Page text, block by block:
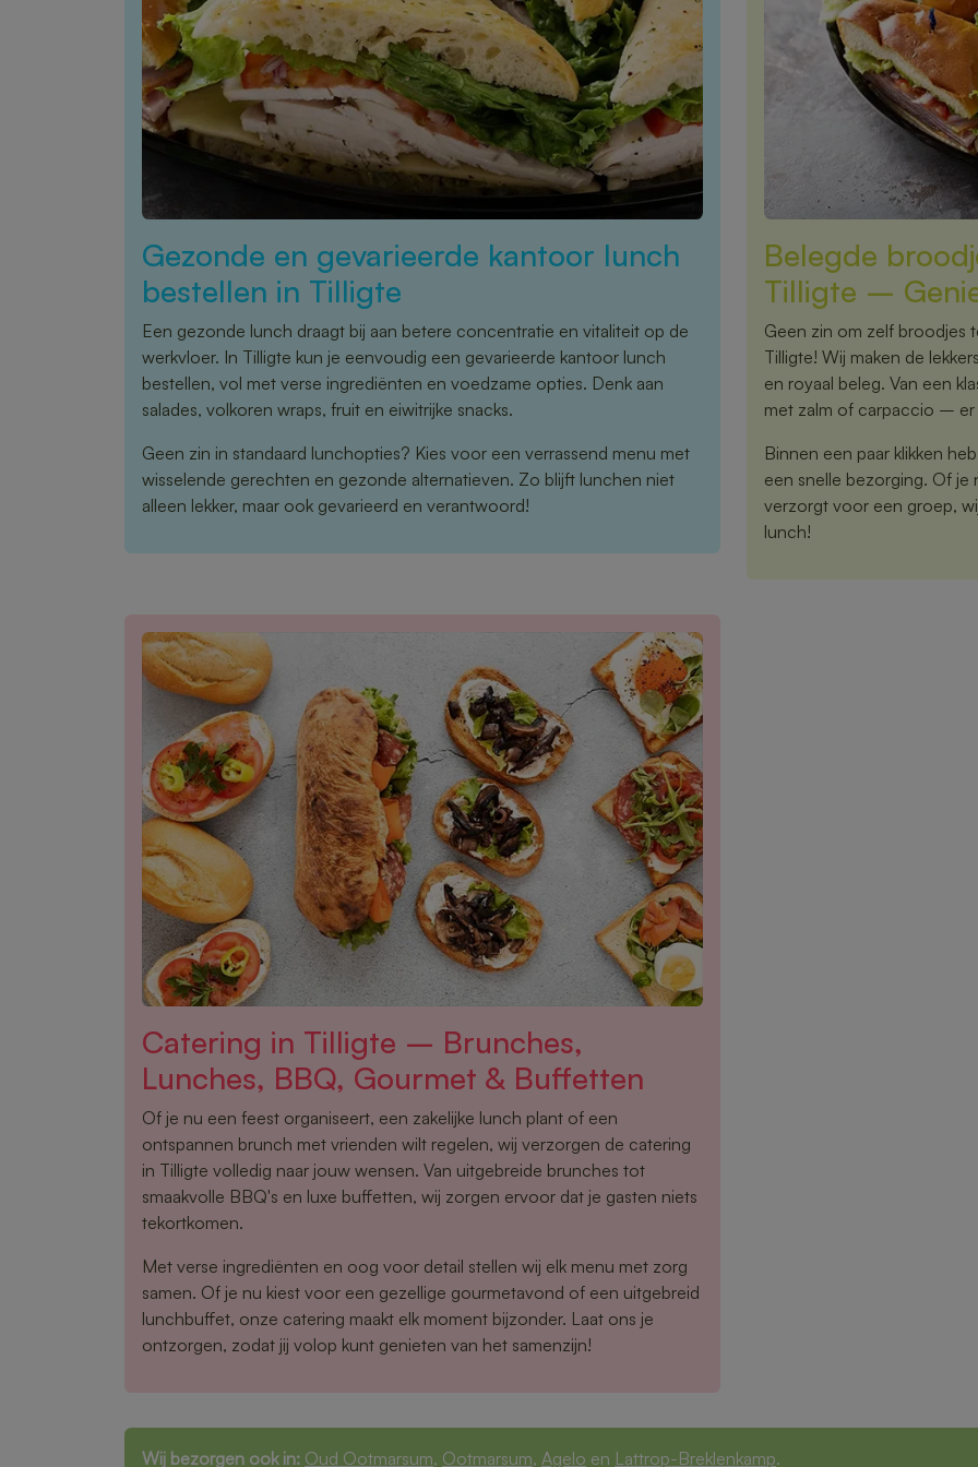
Gezonde en gevarieerde kantoor lunch
bestellen in Tilligte
Een gezonde lunch draagt bij aan betere concentratie en vitaliteit op de
werkvloer. In Tilligte kun je eenvoudig een gevarieerde kantoor lunch
bestellen, vol met verse ingrediënten en voedzame opties. Denk aan
salades, volkoren wraps, fruit en eiwitrijke snacks.
Geen zin in standaard lunchopties? Kies voor een verrassend menu met
wisselende gerechten en gezonde alternatieven. Zo blijft lunchen niet
alleen lekker, maar ook gevarieerd en verantwoord!
Belegde
Tilligte –
Geen zin om zelf broodjes
Tilligte! Wij maken de
en royaal beleg. Van een
met zalm of carpaccio –
Binnen een paar klikken
een snelle bezorging. Of
verzorgt voor een groep,
lunch!
Catering in Tilligte – Brunches,
Lunches, BBQ, Gourmet & Buffetten
Of je nu een feest organiseert, een zakelijke lunch plant of een
ontspannen brunch met vrienden wilt regelen, wij verzorgen de catering
in Tilligte volledig naar jouw wensen. Van uitgebreide brunches tot
smaakvolle BBQ's en luxe buffetten, wij zorgen ervoor dat je gasten niets
tekortkomen.
Met verse ingrediënten en oog voor detail stellen wij elk menu met zorg
samen. Of je nu kiest voor een gezellige gourmetavond of een uitgebreid
lunchbuffet, onze catering maakt elk moment bijzonder. Laat ons je
ontzorgen, zodat jij volop kunt genieten van het samenzijn!
Wij bezorgen ook in: Oud Ootmarsum, Ootmarsum, Agelo en Lattrop-Breklenkamp.